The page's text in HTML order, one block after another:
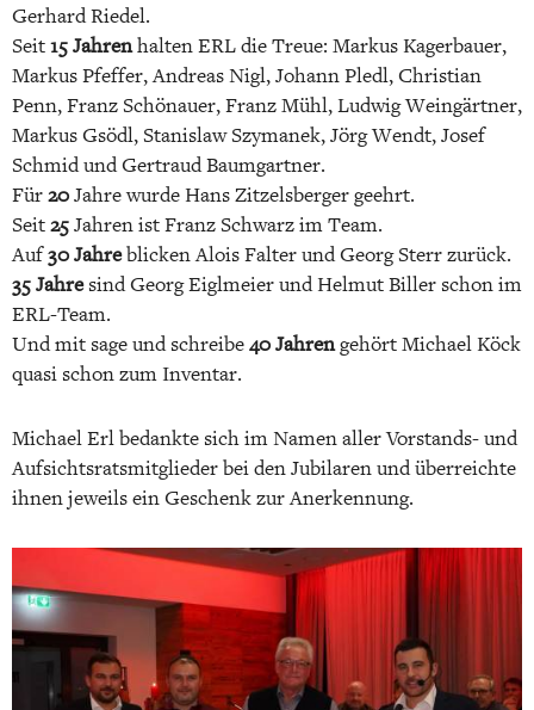
Gerhard Riedel.
Seit15 Jahrenhalten ERL die Treue: Markus Kagerbauer,
Markus Pfeffer, Andreas Nigl, Johann Pledl, Christian
Penn, Franz Schönauer, Franz Mühl, Ludwig Weingärtner,
Markus Gsödl, Stanislaw Szymanek, Jörg Wendt, Josef
Schmid und Gertraud Baumgartner.
Für20Jahre wurde Hans Zitzelsberger geehrt.
Seit25Jahren ist Franz Schwarz im Team.
Auf30 Jahreblicken Alois Falter und Georg Sterr zurück.
35 Jahresind Georg Eiglmeier und Helmut Biller schon im
ERL-Team.
Und mit sage und schreibe40 Jahrengehört Michael Köck
quasi schon zum Inventar.
Michael Erl bedankte sich im Namen aller Vorstands- und
Aufsichtsratsmitglieder bei den Jubilaren und überreichte
ihnen jeweils ein Geschenk zur Anerkennung.